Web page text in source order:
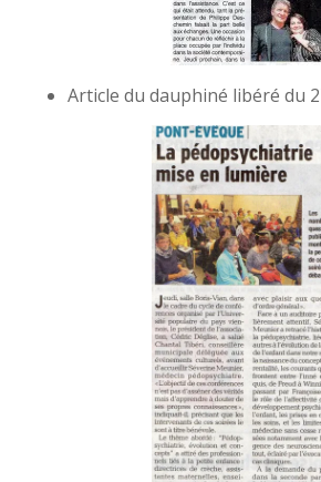
Article du dauphiné libéré du